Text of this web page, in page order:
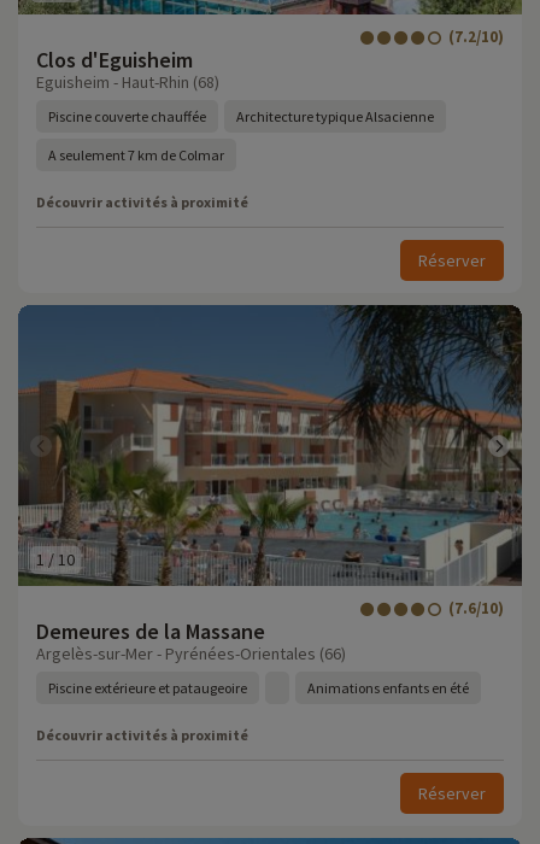
Clos d'Eguisheim
(7.2/10)
Eguisheim - Haut-Rhin (68)
Piscine couverte chauffée Architecture typique Alsacienne
A seulement 7 km de Colmar
Découvrir activités à proximité
Réserver
1 / 10
Demeures de la Massane
(7.6/10)
Argelès-sur-Mer - Pyrénées-Orientales (66)
Piscine extérieure et pataugeoire Animations enfants en été
Découvrir activités à proximité
Réserver